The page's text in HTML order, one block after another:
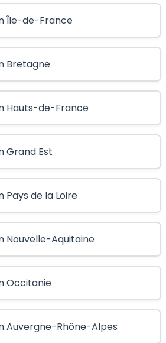
Île-de-France
Bretagne
Hauts-de-France
Grand Est
Pays de la Loire
Nouvelle-Aquitaine
Occitanie
Auvergne-Rhône-Alpes